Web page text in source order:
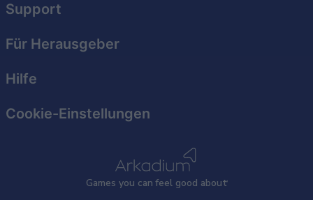
Games you can feel good about
Support
Für Herausgeber
Hilfe
Cookie-Einstellungen